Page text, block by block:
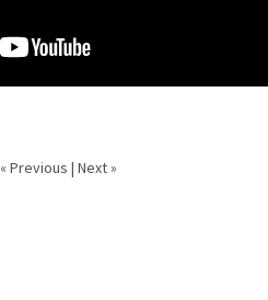
« Previous | Next »